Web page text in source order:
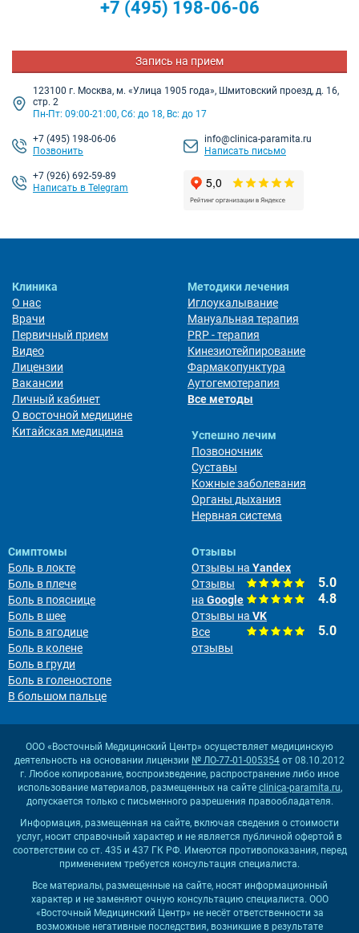
+7 (495) 198-06-06
Запись на прием
123100 г. Москва, м. «Улица 1905 года», Шмитовский проезд, д. 16,
стр. 2
Пн-Пт: 09:00-21:00, Сб: до 18, Вс: до 17
+7 (495) 198-06-06
Позвонить
info@clinica-paramita.ru
Написать письмо
+7 (926) 692-59-89
Написать в Telegram
Клиника
О нас
Врачи
Первичный прием
Видео
Лицензии
Вакансии
Личный кабинет
О восточной медицине
Китайская медицина
Методики лечения
Иглоукалывание
Мануальная терапия
PRP - терапия
Кинезиотейпирование
Фармакопунктура
Аутогемотерапия
Все методы
Успешно лечим
Позвоночник
Суставы
Кожные заболевания
Органы дыхания
Нервная система
Симптомы
Боль в локте
Боль в плече
Боль в пояснице
Боль в шее
Боль в ягодице
Боль в колене
Боль в груди
Боль в голеностопе
В большом пальце
Отзывы
Отзывы на Yandex
5.0
Отзывы
на Google 4.8
Отзывы на VK
5.0
Все
отзывы
ООО «Восточный Медицинский Центр» осуществляет медицинскую
деятельность на основании лицензии № ЛО-77-01-005354 от 08.10.2012
г. Любое копирование, воспроизведение, распространение либо иное
использование материалов, размещенных на сайте clinica-paramita.ru,
допускается только с письменного разрешения правообладателя.
Информация, размещенная на сайте, включая сведения о стоимости
услуг, носит справочный характер и не является публичной офертой в
соответствии со ст. 435 и 437 ГК РФ. Имеются противопоказания, перед
применением требуется консультация специалиста.
Все материалы, размещенные на сайте, носят информационный
характер и не заменяют очную консультацию специалиста. ООО
«Восточный Медицинский Центр» не несёт ответственности за
возможные негативные последствия, возникшие в результате